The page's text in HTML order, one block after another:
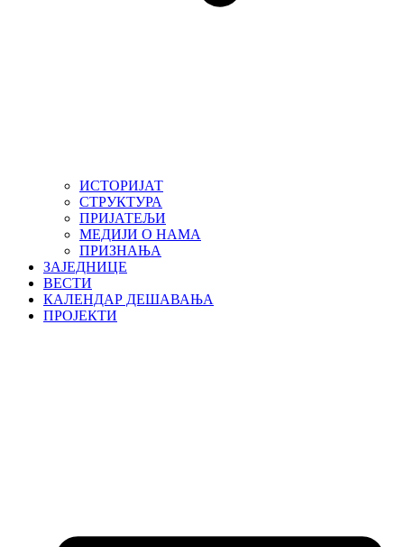
ИСТОРИЈАТ
СТРУКТУРА
ПРИЈАТЕЉИ
МЕДИЈИ О НАМА
ПРИЗНАЊА
ЗАЈЕДНИЦЕ
ВЕСТИ
КАЛЕНДАР ДЕШАВАЊА
ПРОЈЕКТИ